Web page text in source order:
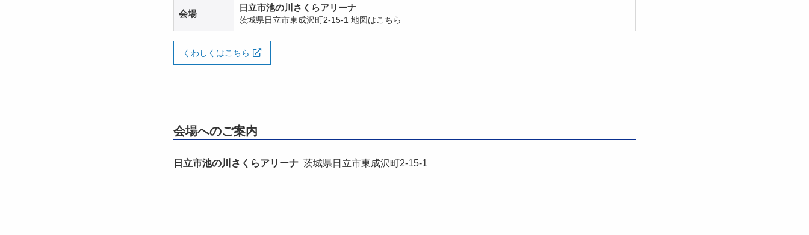
会場
日立市池の川さくらアリーナ
茨城県日立市東成沢町2-15-1 地図はこちら
くわしくはこちら
会場へのご案内
日立市池の川さくらアリーナ 茨城県日立市東成沢町2-15-1